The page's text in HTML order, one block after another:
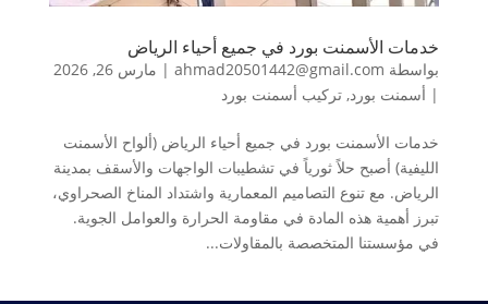
خدمات الأسمنت بورد في جميع أحياء الرياض
بواسطة ahmad20501442@gmail.com
| مارس 26, 2026
| أسمنت بورد, تركيب أسمنت بورد
خدمات الأسمنت بورد في جميع أحياء الرياض (ألواح الأسمنت
الليفية) أصبح حلاً ثورياً في تشطيبات الواجهات والأسقف بمدينة
الرياض. مع تنوع التصاميم المعمارية واشتداد المناخ الصحراوي،
تبرز أهمية هذه المادة في مقاومة الحرارة والعوامل الجوية.
في مؤسستنا المتخصصة بالمقاولات...